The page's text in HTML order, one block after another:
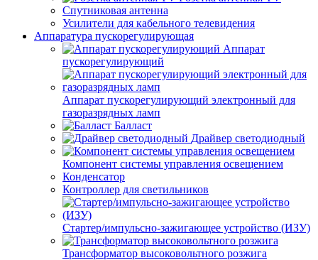
Спутниковая антенна
Усилители для кабельного телевидения
Аппаратура пускорегулирующая
Аппарат
пускорегулирующий
Аппарат пускорегулирующий электронный для
газоразрядных ламп
Балласт
Драйвер светодиодный
Компонент системы управления освещением
Конденсатор
Контроллер для светильников
Стартер/импульсно-зажигающее устройство (ИЗУ)
Трансформатор высоковольтного розжига